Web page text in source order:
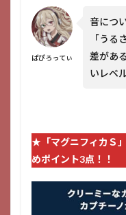
ぱぴろってぃ
音につ
「うる
差があ
いレベ
★ 「マグニフィカＳ
めポイント3点！！